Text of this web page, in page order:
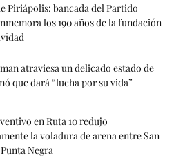
Piriápolis: bancada del Partido
los 190 años de la fundación
atraviesa un delicado estado de
que dará “lucha por su vida”
en Ruta 10 redujo
la voladura de arena entre San
Negra